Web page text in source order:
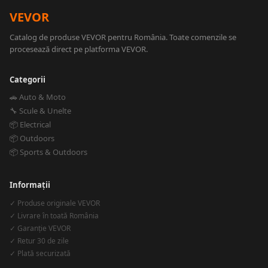
VEVOR
Catalog de produse VEVOR pentru România. Toate comenzile se
procesează direct pe platforma VEVOR.
Categorii
🚗 Auto & Moto
🔧 Scule & Unelte
📦 Electrical
📦 Outdoors
📦 Sports & Outdoors
Informații
✓ Produse originale VEVOR
✓ Livrare în toată România
✓ Garanție VEVOR
✓ Retur 30 de zile
✓ Plată securizată